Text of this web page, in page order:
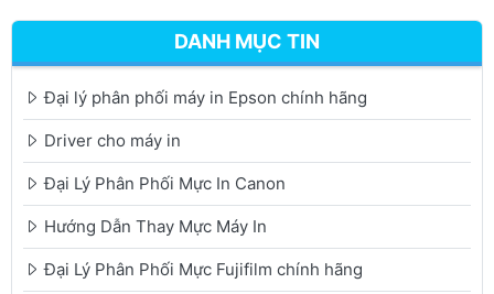
DANH MỤC TIN
Đại lý phân phối máy in Epson chính hãng
Driver cho máy in
Đại Lý Phân Phối Mực In Canon
Hướng Dẫn Thay Mực Máy In
Đại Lý Phân Phối Mực Fujifilm chính hãng